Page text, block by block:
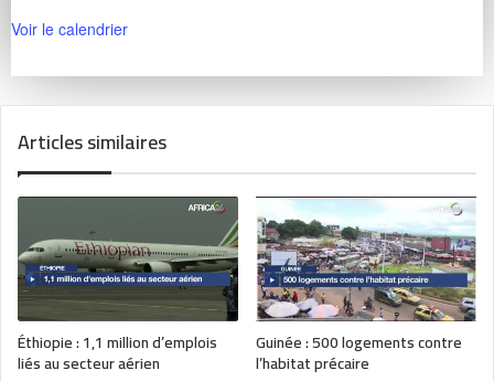
Voir le calendrier
Articles similaires
Éthiopie : 1,1 million d’emplois
liés au secteur aérien
Guinée : 500 logements contre
l’habitat précaire